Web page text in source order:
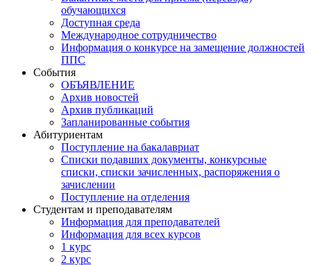
обучающихся
Доступная среда
Международное сотрудничество
Информация о конкурсе на замещение должностей
ППС
События
ОБЪЯВЛЕНИЕ
Архив новостей
Архив публикаций
Запланированные события
Абитуриентам
Поступление на бакалавриат
Списки подавших документы, конкурсные
списки, списки зачисленных, распоряжения о
зачислении
Поступление на отделения
Студентам и преподавателям
Информация для преподавателей
Информация для всех курсов
1 курс
2 курс